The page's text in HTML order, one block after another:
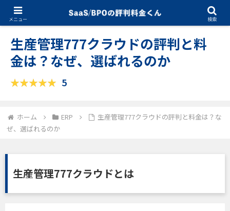
ERP 10.23.2025
生産管理777クラウドの評判と料
金は？なぜ、選ばれるのか
5
ホーム ERP
生産管理777クラウドの評判と料金は？な
ぜ、選ばれるのか
生産管理777クラウドとは
メニュー 検索